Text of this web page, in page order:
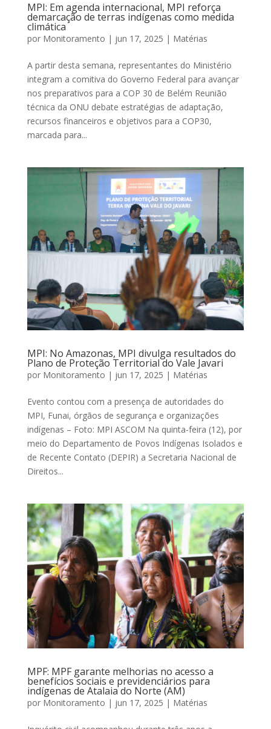
MPI: Em agenda internacional, MPI reforça
demarcação de terras indígenas como medida
climática
por Monitoramento | jun 17, 2025 | Matérias
A partir desta semana, representantes do Ministério
integram a comitiva do Governo Federal para avançar
nos preparativos para a COP 30 de Belém Reunião
técnica da ONU debate estratégias de adaptação,
recursos financeiros e objetivos para a COP30,
marcada para...
MPI: No Amazonas, MPI divulga resultados do
Plano de Proteção Territorial do Vale Javari
por Monitoramento | jun 17, 2025 | Matérias
Evento contou com a presença de autoridades do
MPI, Funai, órgãos de segurança e organizações
indígenas – Foto: MPI ASCOM Na quinta-feira (12), por
meio do Departamento de Povos Indígenas Isolados e
de Recente Contato (DEPIR) a Secretaria Nacional de
Direitos...
MPF: MPF garante melhorias no acesso a
benefícios sociais e previdenciários para
indígenas de Atalaia do Norte (AM)
por Monitoramento | jun 17, 2025 | Matérias